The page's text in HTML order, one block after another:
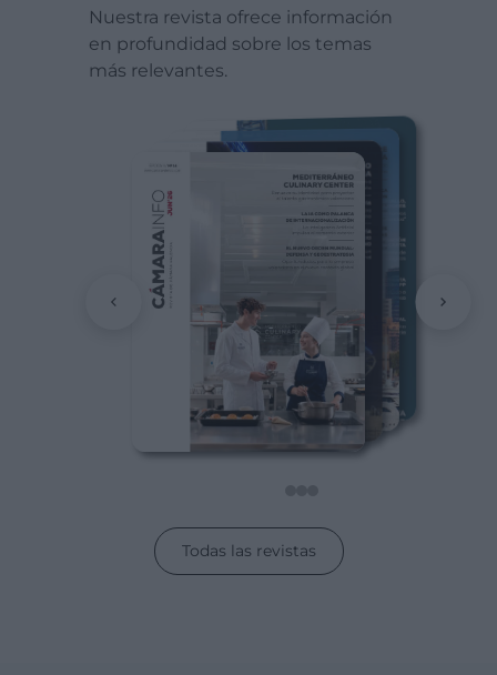
Nuestra revista ofrece información
en profundidad sobre los temas
más relevantes.
Todas las revistas